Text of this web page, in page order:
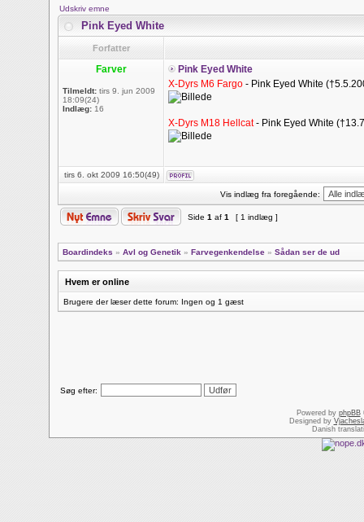
Udskriv emne
Pink Eyed White
Forfatter
Farver
Tilmeldt: tirs 9. jun 2009
18:09(24)
Indlæg: 16
Pink Eyed White
X-Dyrs M6 Fargo - Pink Eyed White
X-Dyrs M18 Hellcat- Pink Eyed White
tirs 6. okt 2009 16:50(49)
Vis indlæg fra foregående:
Side 1 af 1 [ 1 indlæg ]
Boardindeks » Avl og Genetik » Farvegenkendelse » Sådan ser de ud
Hvem er online
Brugere der læser dette forum: Ingen og 1 gæst
Søg efter:
Powered by phpBB
Designed by
Danish